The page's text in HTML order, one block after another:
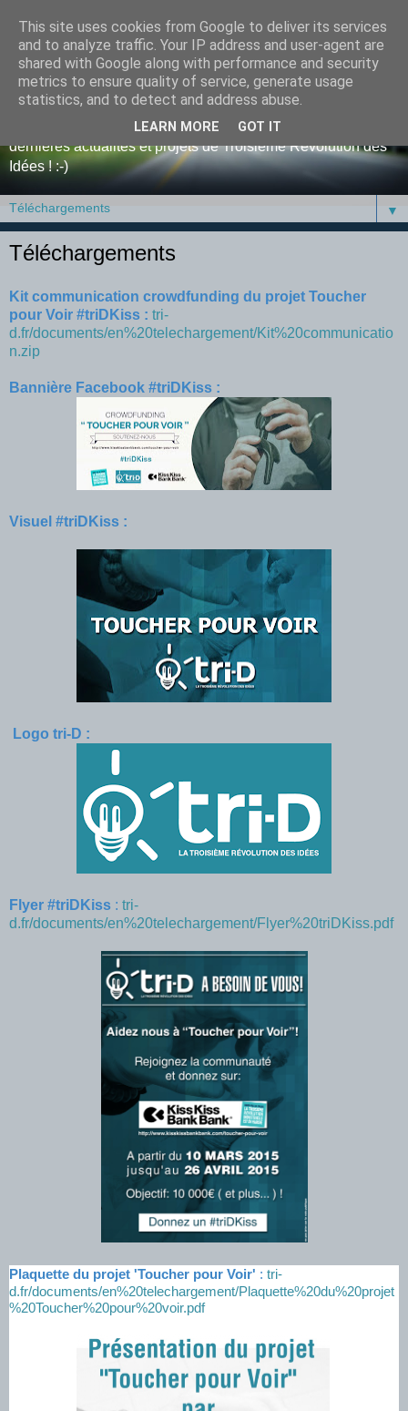
Blog de tri-D, la Troisième
Révolution des Idées
Bienvenue sur le blog de l'entreprise tri-D ! Retrouvez y nos
dernières actualités et projets de Troisième Révolution des
Idées ! :-)
▼
Téléchargements
Kit communication crowdfunding du projet Toucher
pour Voir #triDKiss : tri-
d.fr/documents/en%20telechargement/Kit%20communicatio
n.zip
Bannière Facebook #triDKiss :
Visuel #triDKiss :
Logo tri-D :
Flyer #triDKiss : tri-
d.fr/documents/en%20telechargement/Flyer%20triDKiss.pdf
Plaquette du projet 'Toucher pour Voir' : tri-
d.fr/documents/en%20telechargement/Plaquette%20du%20projet
%20Toucher%20pour%20voir.pdf
This site uses cookies from Google to deliver its services
and to analyze traffic. Your IP address and user-agent are
shared with Google along with performance and security
metrics to ensure quality of service, generate usage
statistics, and to detect and address abuse.
LEARN MORE GOT IT